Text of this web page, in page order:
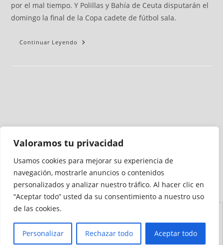
Valoramos tu privacidad
Usamos cookies para mejorar su experiencia de
navegación, mostrarle anuncios o contenidos
personalizados y analizar nuestro tráfico. Al hacer clic en
“Aceptar todo” usted da su consentimiento a nuestro uso
de las cookies.
Personalizar Rechazar todo Aceptar todo
por el mal tiempo. Y Polillas y Bahía de Ceuta disputarán el
domingo la final de la Copa cadete de fútbol sala.
Continuar Leyendo
Medio auditado por
Accesibilidad
Sitio
Cookies
Privacidad